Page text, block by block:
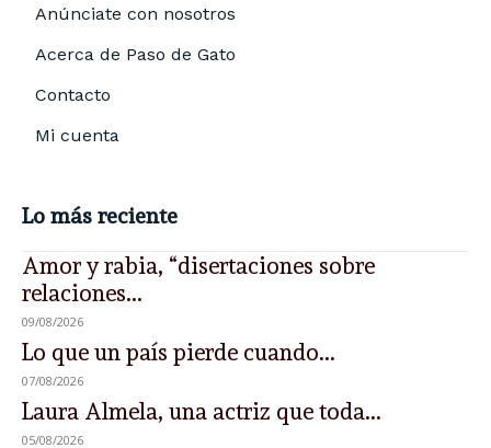
Anúnciate con nosotros
Acerca de Paso de Gato
Contacto
Mi cuenta
Lo más reciente
Amor y rabia, “disertaciones sobre
relaciones...
09/08/2026
Lo que un país pierde cuando...
07/08/2026
Laura Almela, una actriz que toda...
05/08/2026